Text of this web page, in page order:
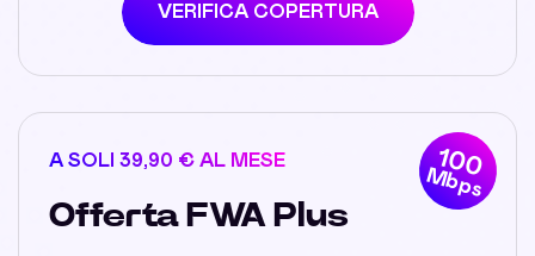
VERIFICA COPERTURA
100
Mbps
A SOLI 39,90 € AL MESE
Offerta FWA Plus